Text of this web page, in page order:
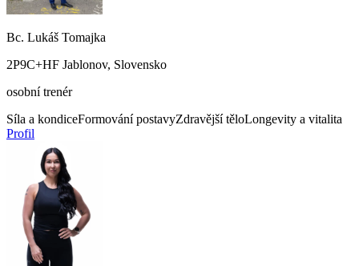
Bc. Lukáš Tomajka
2P9C+HF Jablonov, Slovensko
osobní trenér
Síla a kondiceFormování postavyZdravější těloLongevity a vitalita
Profil